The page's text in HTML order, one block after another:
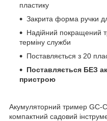
пластику
Закрита форма ручки
Надійний покращений
терміну служби
Поставляється з 20
Поставляється БЕЗ
пристрою
Акумуляторний тример
компактний садовий